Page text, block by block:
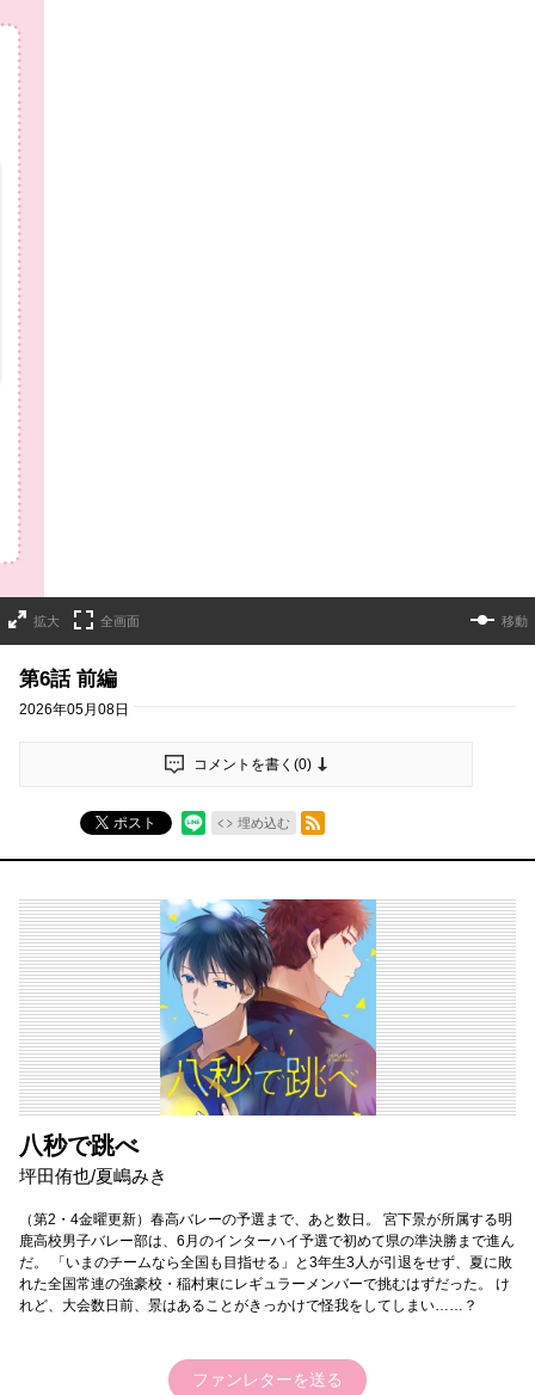
拡大 全画面 移動
第6話 前編
2026年05月08日
コメントを書く(0)
ポスト 埋め込む
RSSフィード
八秒で跳べ
坪田侑也/夏嶋みき
（第2・4金曜更新）春高バレーの予選まで、あと数日。 宮下景が所属する明
鹿高校男子バレー部は、6月のインターハイ予選で初めて県の準決勝まで進ん
だ。 「いまのチームなら全国も目指せる」と3年生3人が引退をせず、夏に敗
れた全国常連の強豪校・稲村東にレギュラーメンバーで挑むはずだった。 け
れど、大会数日前、景はあることがきっかけで怪我をしてしまい……？
ファンレターを送る